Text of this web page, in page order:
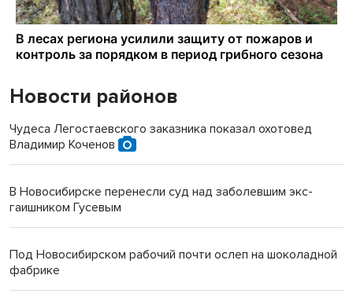
Новости районов
Чудеса Легостаевского заказника показал охотовед
Владимир Коченов
В Новосибирске перенесли суд над заболевшим экс-
гаишником Гусевым
Под Новосибирском рабочий почти ослеп на шоколадной
фабрике